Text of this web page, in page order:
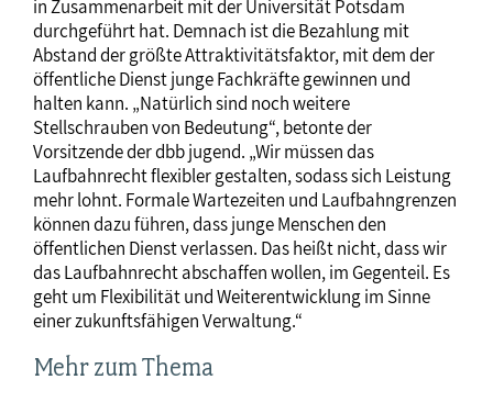
in Zusammenarbeit mit der Universität Potsdam
durchgeführt hat. Demnach ist die Bezahlung mit
Abstand der größte Attraktivitätsfaktor, mit dem der
öffentliche Dienst junge Fachkräfte gewinnen und
halten kann. „Natürlich sind noch weitere
Stellschrauben von Bedeutung“, betonte der
Vorsitzende der dbb jugend. „Wir müssen das
Laufbahnrecht flexibler gestalten, sodass sich Leistung
mehr lohnt. Formale Wartezeiten und Laufbahngrenzen
können dazu führen, dass junge Menschen den
öffentlichen Dienst verlassen. Das heißt nicht, dass wir
das Laufbahnrecht abschaffen wollen, im Gegenteil. Es
geht um Flexibilität und Weiterentwicklung im Sinne
einer zukunftsfähigen Verwaltung.“
Mehr zum Thema